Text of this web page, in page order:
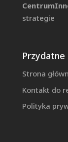
strategie
Przydatne
Strona
Kontakt do
Polityka